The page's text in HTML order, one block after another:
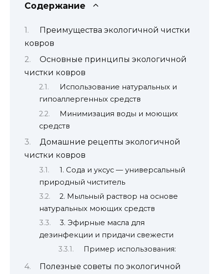
Содержание
Преимущества экологичной чистки
ковров
Основные принципы экологичной
чистки ковров
Использование натуральных и
гипоаллергенных средств
Минимизация воды и моющих
средств
Домашние рецепты экологичной
чистки ковров
1. Сода и уксус — универсальный
природный чиститель
2. Мыльный раствор на основе
натуральных моющих средств
3. Эфирные масла для
дезинфекции и придачи свежести
Пример использования:
Полезные советы по экологичной